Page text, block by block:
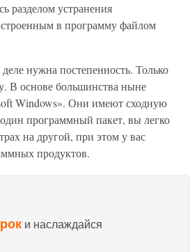
разделом устранения
в программу файлом
нужна постепенность. Только
В основе большинства ныне
Windows». Они имеют сходную
программный пакет, вы легко
на другой, при этом у вас
продуктов.
и наслаждайся